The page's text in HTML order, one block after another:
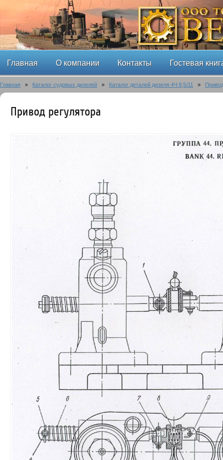
Главная О компании Контакты Гостевая
Главная » Каталог судовых дизелей » Каталог деталей дизеля 4Ч 8,5/11 »
Привод регулятора